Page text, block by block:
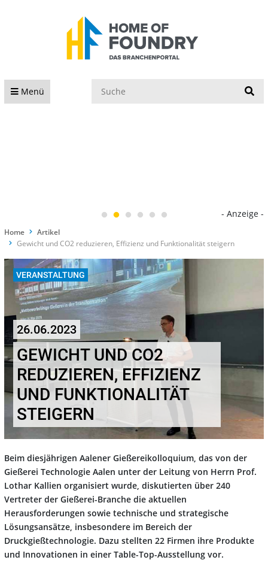
Menü
- Anzeige -
Home
Artikel
Gewicht und CO2 reduzieren, Effizienz und Funktionalität steigern
VERANSTALTUNG
26.06.2023
GEWICHT UND CO2
REDUZIEREN, EFFIZIENZ
UND FUNKTIONALITÄT
STEIGERN
Beim diesjährigen Aalener Gießereikolloquium, das von der
Gießerei Technologie Aalen unter der Leitung von Herrn Prof.
Lothar Kallien organisiert wurde, diskutierten über 240
Vertreter der Gießerei-Branche die aktuellen
Herausforderungen sowie technische und strategische
Lösungsansätze, insbesondere im Bereich der
Druckgießtechnologie. Dazu stellten 22 Firmen ihre Produkte
und Innovationen in einer Table-Top-Ausstellung vor.